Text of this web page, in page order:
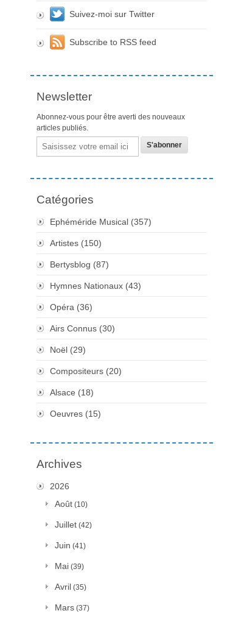
Suivez-moi sur Twitter
Subscribe to RSS feed
Newsletter
Abonnez-vous pour être averti des nouveaux
articles publiés.
Email
Catégories
Ephéméride Musical (357)
Artistes (150)
Bertysblog (87)
Hymnes Nationaux (43)
Opéra (36)
Airs Connus (30)
Noël (29)
Compositeurs (20)
Alsace (18)
Oeuvres (15)
Archives
2026
Août (10)
Juillet (42)
Juin (41)
Mai (39)
Avril (35)
Mars (37)